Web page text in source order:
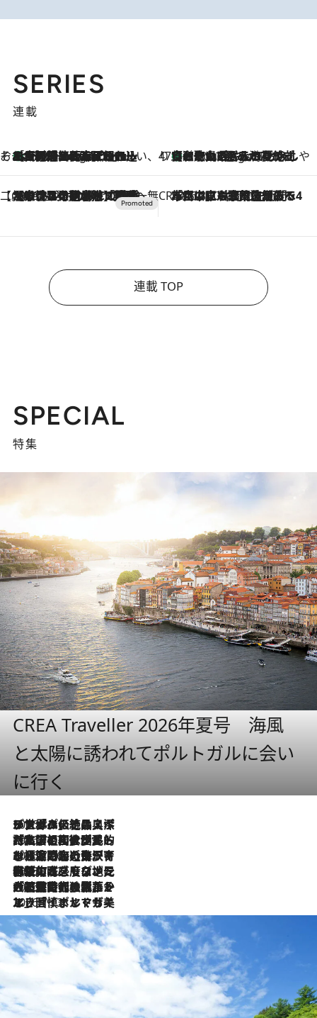
SERIES
連載
そおだよおこの関西おいしい、おやつ紀行3 Hours Ago
［大阪府箕面市］一皿一皿目の前で仕上げられる、料理を巧みに組み込んだアシェットデセールコース「ミチル アシェット デセール（Michiru assiette dessert）」 47都道府県の手みやげ ひんやりスイーツで夏を満喫
3 Hours Ago
【和歌山県】この夏絶対食べたい 冷やしておいしいおやつ3選 みかんがごろっと丸ごと入ったジュレ
【CREA×星野リゾート】唯一無二。癒しと発見が待つ場所へ
2026.8.7
【トンボの足水浴】ヒノキの香りに包まれて涼感マックス！約13℃の湧水かけ流しを避暑地「星野温泉 トンボの湯」で体験 CREA'S CHOICE
2026.8.7
「立川にも歌舞伎があるんだよ」 片岡仁左衛門・市川中車ら豪華座組みで4年目の立川立飛歌舞伎へ
連載 TOP
SPECIAL
特集
CREA Traveller 2026年夏号 海風
と太陽に誘われてポルトガルに会い
に行く
2026.8.8
リスボンの絶品スイーツ「パステル・デ・ナタ」とは？ポルトガル伝統の奥深い世界へ
2026.7.27
「私の祖国はポルトガル語です」国民的詩人フェルナンド・ペソアと、彼が愛した文学の街を歩く
2026.7.26
ポルトガル近海が育む極上の海の幸。キリリと冷えた白ワインと愉しむ、シーフード専門店の贅沢
2026.7.22
伝統の味をモダンに昇華。高感度な地元客が集う、リスボンの最旬ガストロノミー
2026.7.21
大航海時代の栄華から、震災、独裁、そして革命へ。ポルトガル・首都リスボンの石畳に刻まれた「歴史の光と影」
2026.7.13
エッセイ・ヤマザキマリ「慎ましくも美しき国 ポルトガル」